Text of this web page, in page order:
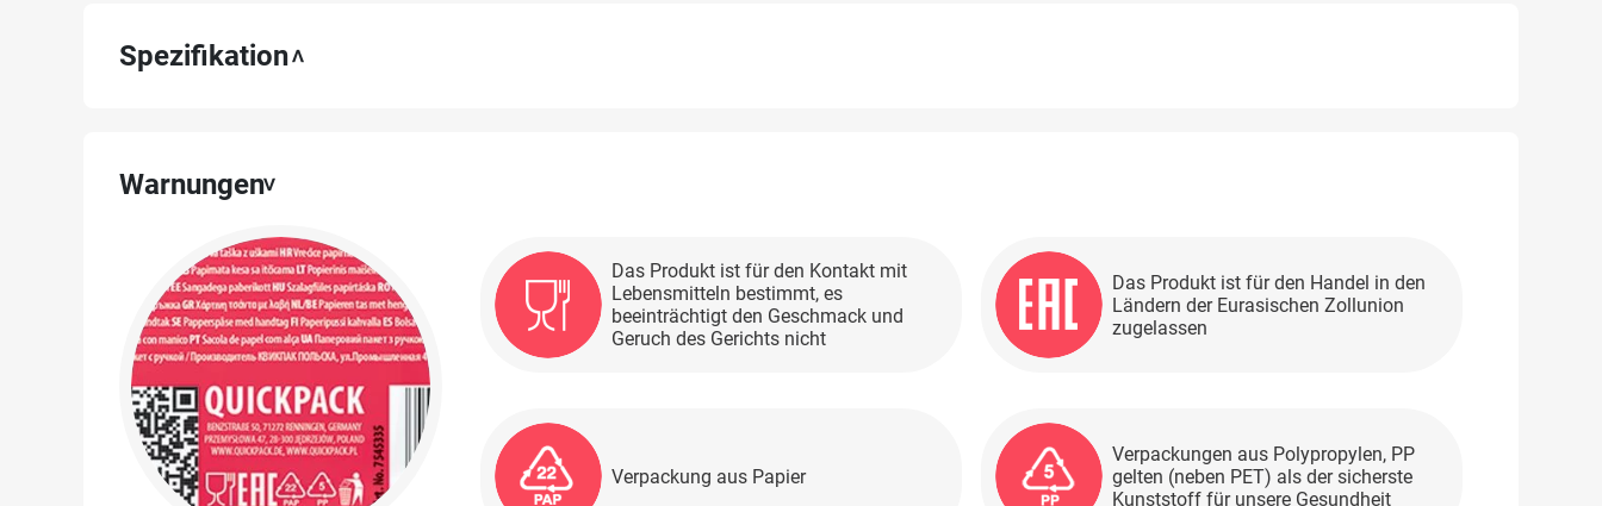
Spezifikation
Warnungen
Das Produkt ist für den Kontakt mit
Lebensmitteln bestimmt, es
beeinträchtigt den Geschmack und
Geruch des Gerichts nicht
Das Produkt ist für den Handel in den
Ländern der Eurasischen Zollunion
zugelassen
Verpackung aus Papier
Verpackungen aus Polypropylen, PP
gelten (neben PET) als der sicherste
Kunststoff für unsere Gesundheit